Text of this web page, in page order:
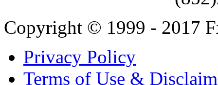
Copyright © 1999 - 2017
Privacy Policy
Terms of Use &